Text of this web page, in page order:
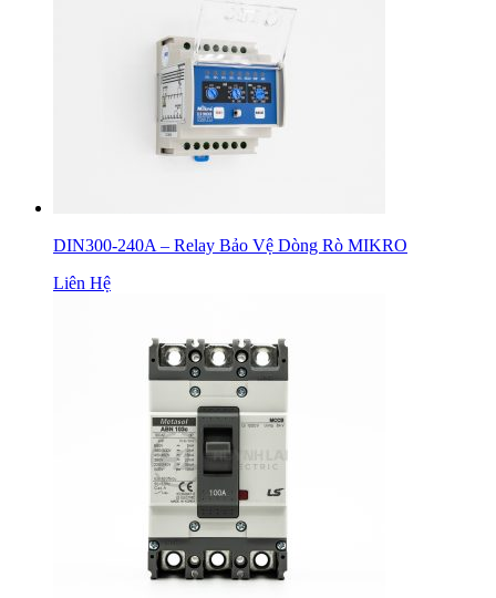
DIN300-240A – Relay Bảo Vệ Dòng Rò MIKRO
Liên Hệ